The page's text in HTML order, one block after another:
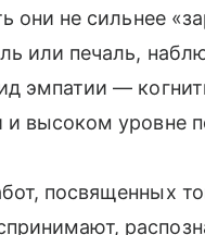
они не сильнее
или печаль,
эмпатии —
и высоком уровне
посвященных